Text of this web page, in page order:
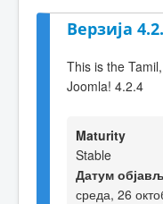
Верзија
This is the
Joomla! 4.2.4
Maturity
Stable
Датум
среда, 26